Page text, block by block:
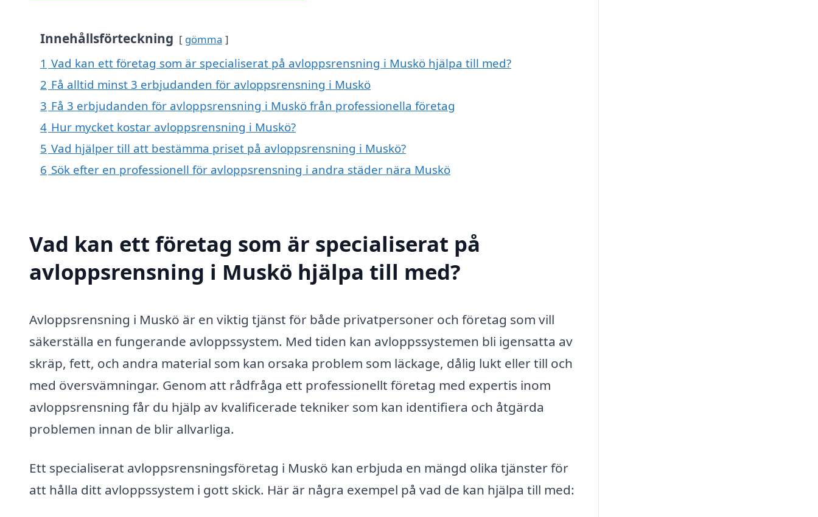
Innehållsförteckning gömma
1 Vad kan ett företag som är specialiserat på avloppsrensning i Muskö hjälpa till med?
2 Få alltid minst 3 erbjudanden för avloppsrensning i Muskö
3 Få 3 erbjudanden för avloppsrensning i Muskö från professionella företag
4 Hur mycket kostar avloppsrensning i Muskö?
5 Vad hjälper till att bestämma priset på avloppsrensning i Muskö?
6 Sök efter en professionell för avloppsrensning i andra städer nära Muskö
Vad kan ett företag som är specialiserat på
avloppsrensning i Muskö hjälpa till med?
Avloppsrensning i Muskö är en viktig tjänst för både privatpersoner och företag som vill
säkerställa en fungerande avloppssystem. Med tiden kan avloppssystemen bli igensatta av
skräp, fett, och andra material som kan orsaka problem som läckage, dålig lukt eller till och
med översvämningar. Genom att rådfråga ett professionellt företag med expertis inom
avloppsrensning får du hjälp av kvalificerade tekniker som kan identifiera och åtgärda
problemen innan de blir allvarliga.
Ett specialiserat avloppsrensningsföretag i Muskö kan erbjuda en mängd olika tjänster för
att hålla ditt avloppssystem i gott skick. Här är några exempel på vad de kan hjälpa till med: